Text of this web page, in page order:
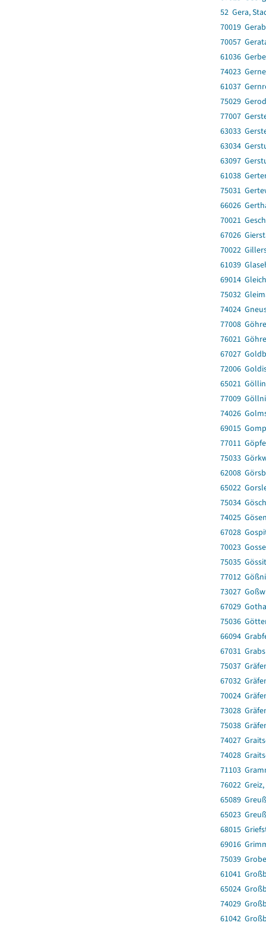
52 Gera,
70019
70057
61036
74023
61037
75029
77007
63033
63034
63097
61038
75031
66026
70021
67026
70022
61039
69014
75032
74024
77008
76021
67027
72006
65021
77009
74026
69015
77011
75033
62008
65022
75034
74025
67028
70023
75035
77012
73027
67029
75036
66094
67031
75037
67032
70024
73028
75038
74027
74028
71103
76022
65089
65023
68015
69016
75039
61041
65024
74029
61042